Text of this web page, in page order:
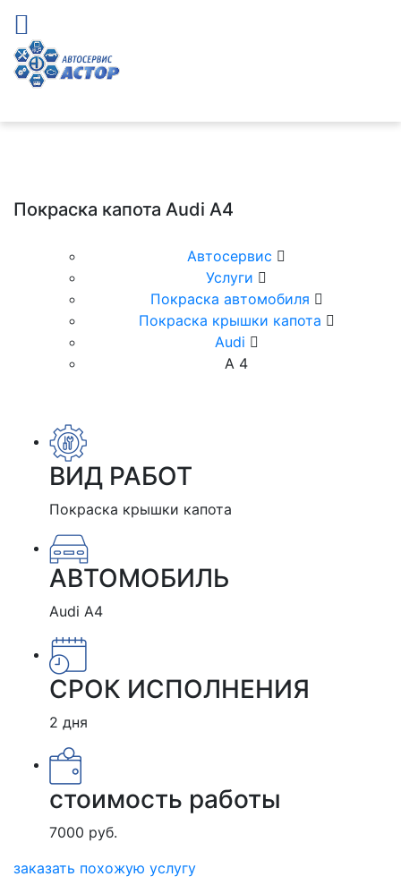
Покраска капота Audi A4
Автосервис
Услуги
Покраска автомобиля
Покраска крышки капота
Audi
А 4
ВИД РАБОТ
Покраска крышки капота
АВТОМОБИЛЬ
Audi A4
СРОК ИСПОЛНЕНИЯ
2 дня
стоимость работы
7000 руб.
заказать похожую услугу